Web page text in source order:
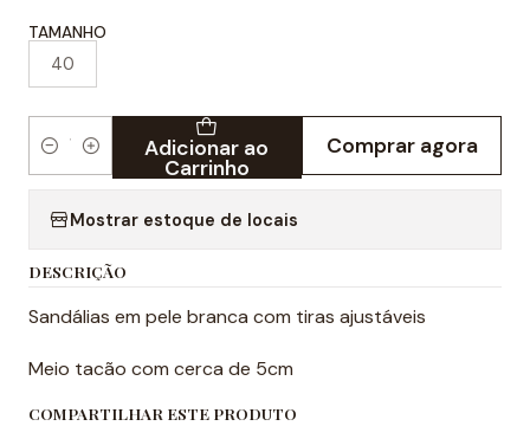
TAMANHO
40
Quantidade Adicionar ao
Carrinho
Comprar agora
Mostrar estoque de locais
DESCRIÇÃO
Sandálias em pele branca com tiras ajustáveis
Meio tacão com cerca de 5cm
COMPARTILHAR ESTE PRODUTO